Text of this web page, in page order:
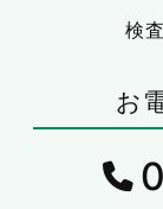
検
お